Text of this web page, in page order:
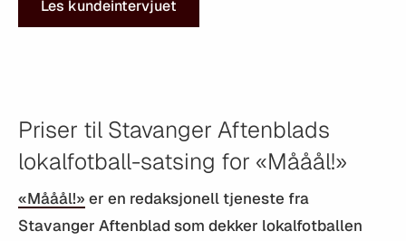
Les kundeintervjuet
Priser til Stavanger Aftenblads
lokalfotball-satsing for «Mååål!»
«Mååål!» er en redaksjonell tjeneste fra
Stavanger Aftenblad som dekker lokalfotballen